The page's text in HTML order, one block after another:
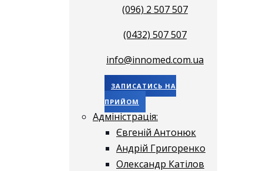
(096) 2 507 507
(0432) 507 507
info@innomed.com.ua
ЗАПИСАТИСЬ НА
ПРИЙОМ
Адміністрація:
Євгеній Антонюк
Андрій Григоренко
Олександр Катілов